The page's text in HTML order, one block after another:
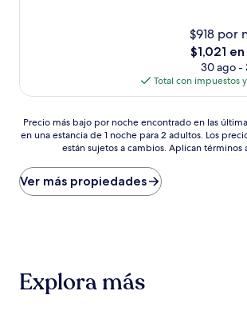
$918 por
El
precio
actual
es
$1,021
$1,021
30 ago -
Total con impuestos
Precio
más
por
noche
encontrado
con
Precio más bajo por noche encontrado en las
en una estancia de 1 noche para 2 adultos. Los
están sujetos a cambios. Aplican términos
Ver más propiedades
Explora más